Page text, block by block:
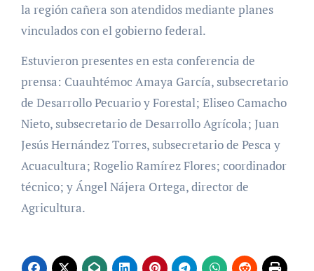
la región cañera son atendidos mediante planes
vinculados con el gobierno federal.
Estuvieron presentes en esta conferencia de
prensa: Cuauhtémoc Amaya García, subsecretario
de Desarrollo Pecuario y Forestal; Eliseo Camacho
Nieto, subsecretario de Desarrollo Agrícola; Juan
Jesús Hernández Torres, subsecretario de Pesca y
Acuacultura; Rogelio Ramírez Flores; coordinador
técnico; y Ángel Nájera Ortega, director de
Agricultura.